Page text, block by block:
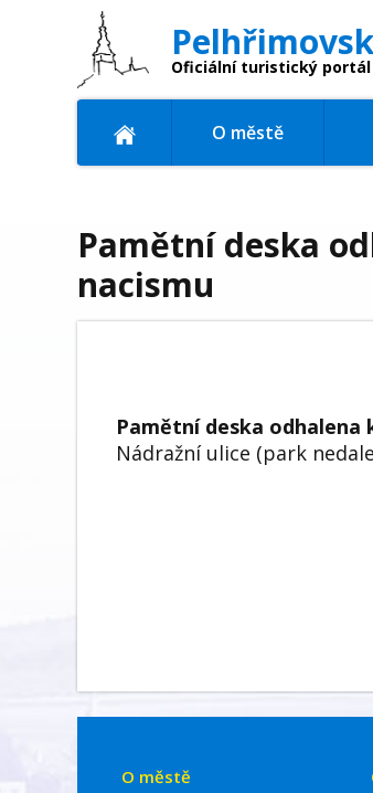
Oficiální turistický portál
O městě
Pamětní deska
nacismu
Pamětní deska odhalena
Nádražní ulice (park
O městě